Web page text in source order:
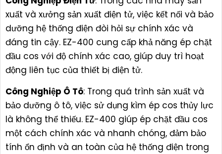
xuất và xưởng sản xuất điện tử, việc kết nối và bảo
dưỡng hệ thống điện đòi hỏi sự chính xác và
đáng tin cậy. EZ-400 cung cấp khả năng ép chặt
đầu cos với độ chính xác cao, giúp duy trì hoạt
động liên tục của thiết bị điện tử.
Công Nghiệp Ô Tô: Trong quá trình sản xuất và
bảo dưỡng ô tô, việc sử dụng kìm ép cos thủy lực
là không thể thiếu. EZ-400 giúp ép chặt đầu cos
một cách chính xác và nhanh chóng, đảm bảo
tính ổn định và an toàn của hệ thống điện trong